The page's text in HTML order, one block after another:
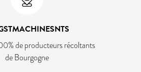
de producteurs récoltants
de Bourgogne